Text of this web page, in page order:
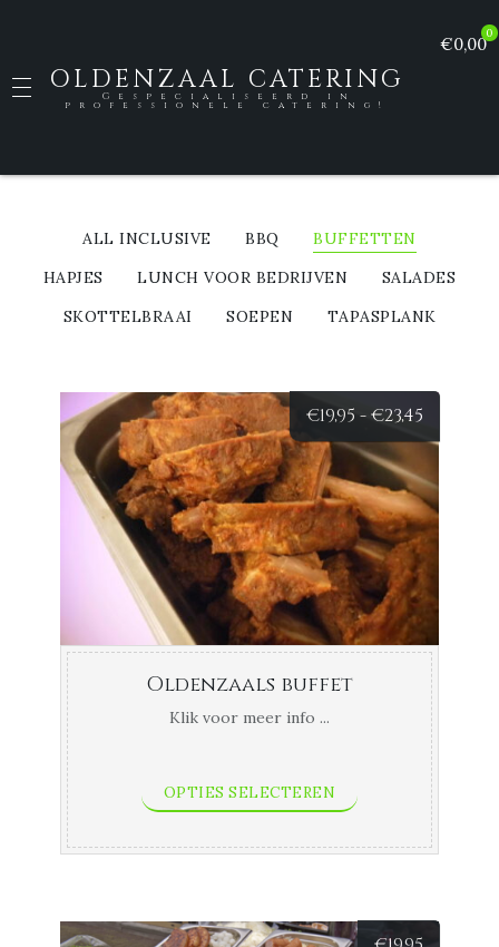
OLDENZAAL CATERING
Gespecialiseerd in
professionele catering!
0
€0,00
ALL INCLUSIVE BBQ
BUFFETTEN
HAPJES
LUNCH VOOR BEDRIJVEN
SALADES
SKOTTELBRAAI
SOEPEN TAPASPLANK
€19,95 -€23,45
tot
€23,45
Oldenzaals buffet
Klik voor meer info ...
OPTIES SELECTEREN